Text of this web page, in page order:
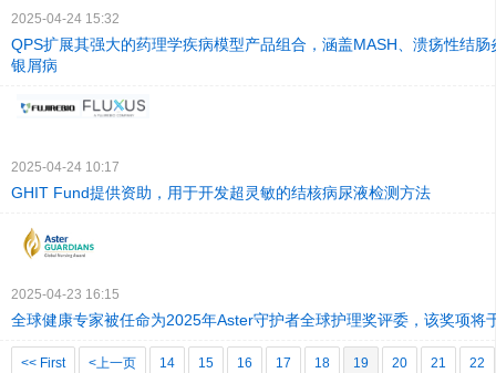
2025-04-24 15:32
QPS扩展其强大的药理学疾病模型产品组合，涵盖MASH、溃疡性结肠
银屑病
2025-04-24 10:17
GHIT Fund提供资助，用于开发超灵敏的结核病尿液检测方法
2025-04-23 16:15
全球健康专家被任命为2025年Aster守护者全球护理奖评委，该奖项将
<< First <上一页 14 15 16 17 18 19 20 21 22